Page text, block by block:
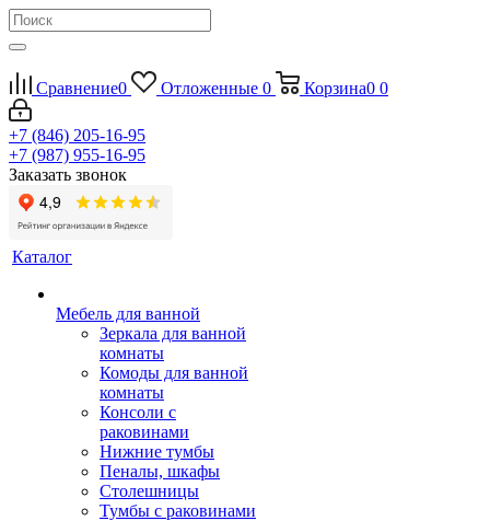
Сравнение0 Отложенные 0 Корзина0 0
+7 (846) 205-16-95
+7 (987) 955-16-95
Заказать звонок
Каталог
Мебель для ванной
Зеркала для ванной
комнаты
Комоды для ванной
комнаты
Консоли с
раковинами
Нижние тумбы
Пеналы, шкафы
Столешницы
Тумбы с раковинами